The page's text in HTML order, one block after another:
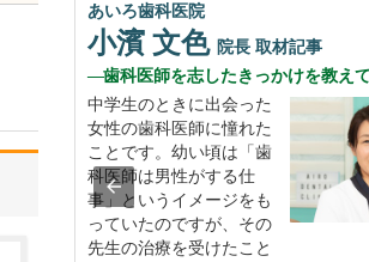
あいろ歯科医院
小濱 文色 院長 取材記事
歯科医師を志したきっかけを教えて
中学生のときに出会った
女性の歯科医師に憧れた
ことです。幼い頃は「歯
科医師は男性がする仕
事」というイメージをも
っていたのですが、その
先生の治療を受けたこと